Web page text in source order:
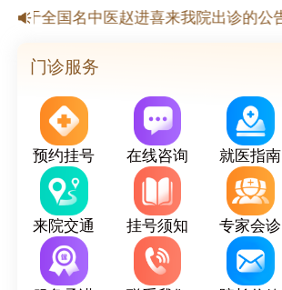
关于全国名中医赵进喜来我院出诊的公告
关于北京市名老中医来我院出诊的公告
门诊服务
预约挂号 在线咨询 就医指南
来院交通 挂号须知 专家会诊